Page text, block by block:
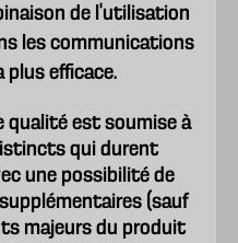
de l'utilisation
les communications
plus efficace.
qualité est soumise à
qui durent
une possibilité de
(sauf
majeurs du produit